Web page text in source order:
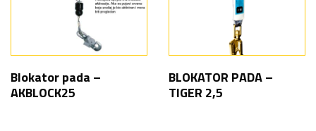
Blokator pada –
AKBLOCK25
BLOKATOR PADA –
TIGER 2,5